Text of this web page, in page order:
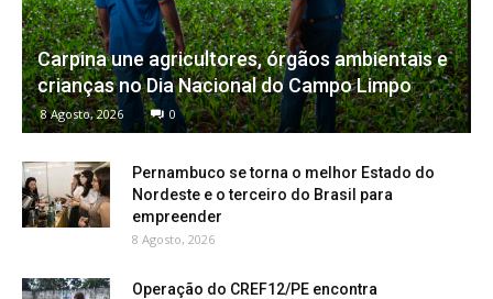
Carpina une agricultores, órgãos ambientais e
crianças no Dia Nacional do Campo Limpo
8 Agosto, 2026 0
Pernambuco se torna o melhor Estado do
Nordeste e o terceiro do Brasil para
empreender
8 Agosto, 2026
Operação do CREF12/PE encontra